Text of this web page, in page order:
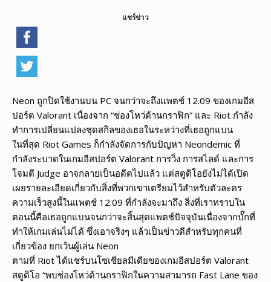
แชร์ข่าว
Neon ถูกปิดใช้งานบน PC จนกว่าจะถึงแพตช์ 12.09 ของเกมอีส
ปอร์ต Valorant เนื่องจาก “ช่องโหว่ด้านกราฟิก” และ Riot กำลัง
ทำการเปลี่ยนแปลงชุดสกิลของเธอในระหว่างที่เธอถูกแบน
ในที่สุด Riot Games ก็กำลังจัดการกับปัญหา Neondemic ที่
กำลังระบาดในเกมอีสปอร์ต Valorant การวิ่ง การสไลด์ และการ
โจมตี Judge อาจกลายเป็นอดีตไปแล้ว แต่สตูดิโอยังไม่ได้เปิด
เผยรายละเอียดเกี่ยวกับสิ่งที่พวกเขาเตรียมไว้สำหรับตัวละคร
ความเร็วสูงนี้ในแพตช์ 12.09 ที่กำลังจะมาถึง สิ่งที่เราทราบใน
ตอนนี้คือเธอถูกแบนจนกว่าจะสิ้นสุดแพตช์ปัจจุบันเนื่องจากบั๊กที่
ทำให้เกมเล่นไม่ได้ ซึ่งเอาจริงๆ แล้วเป็นข่าวดีสำหรับทุกคนที่
เกี่ยวข้อง ยกเว้นผู้เล่น Neon
ตามที่ Riot ได้แชร์บนโซเชียลมีเดียของเกมอีสปอร์ต Valorant
สตูดิโอ “พบช่องโหว่ด้านกราฟิกในความสามารถ Fast Lane ของ